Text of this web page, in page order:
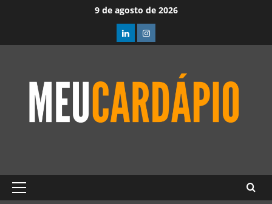
9 de agosto de 2026